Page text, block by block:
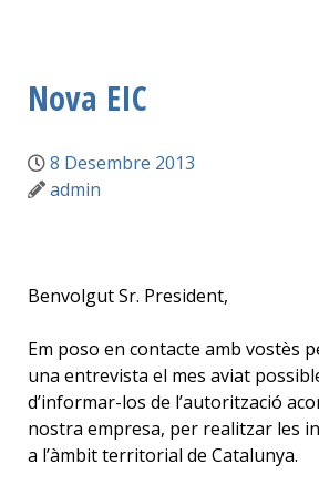
Nova EIC
8 Desembre 2013
admin
Benvolgut Sr. President,
Em poso en contacte amb vostès
una entrevista el mes aviat
d’informar-los de l’autorització
nostra empresa, per realitzar les
a l’àmbit territorial de Catalunya.